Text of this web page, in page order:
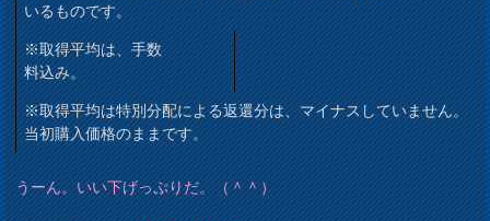
いるものです。
※取得平均は、手数
料込み。
※取得平均は特別分配による返還分は、マイナスしていません。
当初購入価格のままです。
うーん。いい下げっぷりだ。（＾＾）